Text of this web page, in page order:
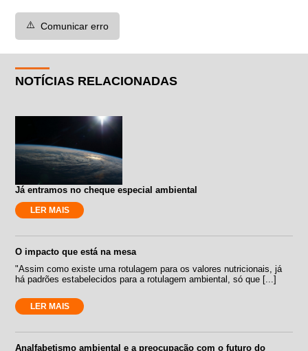
⚠️ Comunicar erro
NOTÍCIAS RELACIONADAS
Já entramos no cheque especial ambiental
LER MAIS
O impacto que está na mesa
"Assim como existe uma rotulagem para os valores nutricionais, já
há padrões estabelecidos para a rotulagem ambiental, só que [...]
LER MAIS
Analfabetismo ambiental e a preocupação com o futuro do